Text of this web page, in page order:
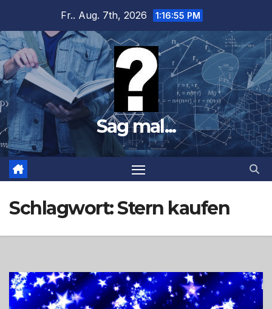
springen
Fr.. Aug. 7th, 2026 1:16:56 PM
Sag mal...
Schlagwort:Stern kaufen